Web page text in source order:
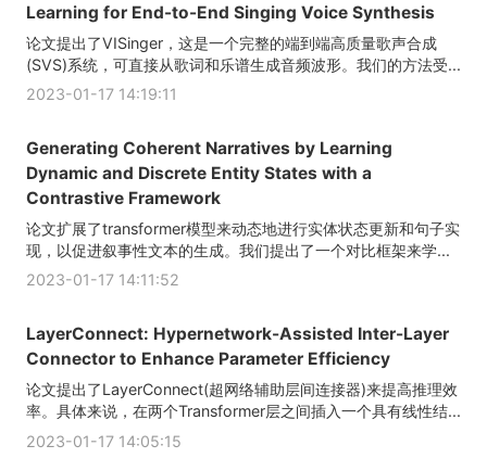
Learning for End-to-End Singing Voice Synthesis
论文提出了VISinger，这是一个完整的端到端高质量歌声合成
(SVS)系统，可直接从歌词和乐谱生成音频波形。我们的方法受...
2023-01-17 14:19:11
Generating Coherent Narratives by Learning
Dynamic and Discrete Entity States with a
Contrastive Framework
论文扩展了transformer模型来动态地进行实体状态更新和句子实
现，以促进叙事性文本的生成。我们提出了一个对比框架来学...
2023-01-17 14:11:52
LayerConnect: Hypernetwork-Assisted Inter-Layer
Connector to Enhance Parameter Efficiency
论文提出了LayerConnect(超网络辅助层间连接器)来提高推理效
率。具体来说，在两个Transformer层之间插入一个具有线性结...
2023-01-17 14:05:15